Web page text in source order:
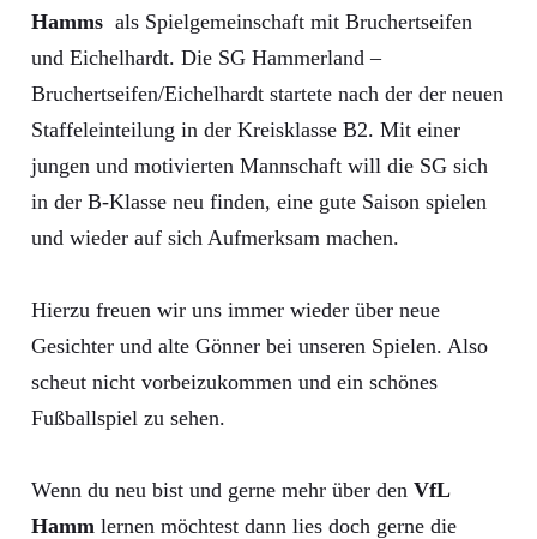
Hamms als Spielgemeinschaft mit Bruchertseifen
und Eichelhardt. Die SG Hammerland –
Bruchertseifen/Eichelhardt startete nach der der neuen
Staffeleinteilung in der Kreisklasse B2. Mit einer
jungen und motivierten Mannschaft will die SG sich
in der B-Klasse neu finden, eine gute Saison spielen
und wieder auf sich Aufmerksam machen.
Hierzu freuen wir uns immer wieder über neue
Gesichter und alte Gönner bei unseren Spielen. Also
scheut nicht vorbeizukommen und ein schönes
Fußballspiel zu sehen.
Wenn du neu bist und gerne mehr über den VfL
Hamm lernen möchtest dann lies doch gerne die